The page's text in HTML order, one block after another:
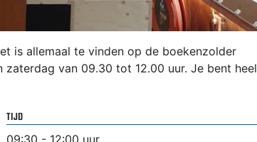
is allemaal te vinden op de boekenzolder
van 09.30 tot 12.00 uur. Je bent heel
TIJD
09:30 - 12:00 uur